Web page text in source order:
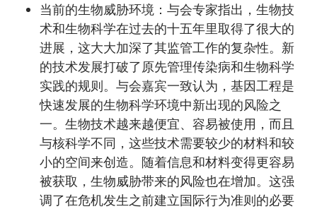
当前的生物威胁环境：与会专家指出，生物技
术和生物科学在过去的十五年里取得了很大的
进展，这大大加深了其监管工作的复杂性。新
的技术发展打破了原先管理传染病和生物科学
实践的规则。与会嘉宾一致认为，基因工程是
快速发展的生物科学环境中新出现的风险之
一。生物技术越来越便宜、容易被使用，而且
与核科学不同，这些技术需要较少的材料和较
小的空间来创造。随着信息和材料变得更容易
被获取，生物威胁带来的风险也在增加。这强
调了在危机发生之前建立国际行为准则的必要